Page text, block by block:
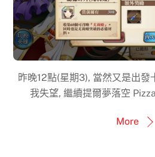
昨晚12點(星期3), 當然又是出發
我失望, 繼續提爾夢落空
More